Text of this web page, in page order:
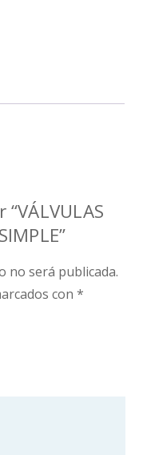
no será publicada.
con*